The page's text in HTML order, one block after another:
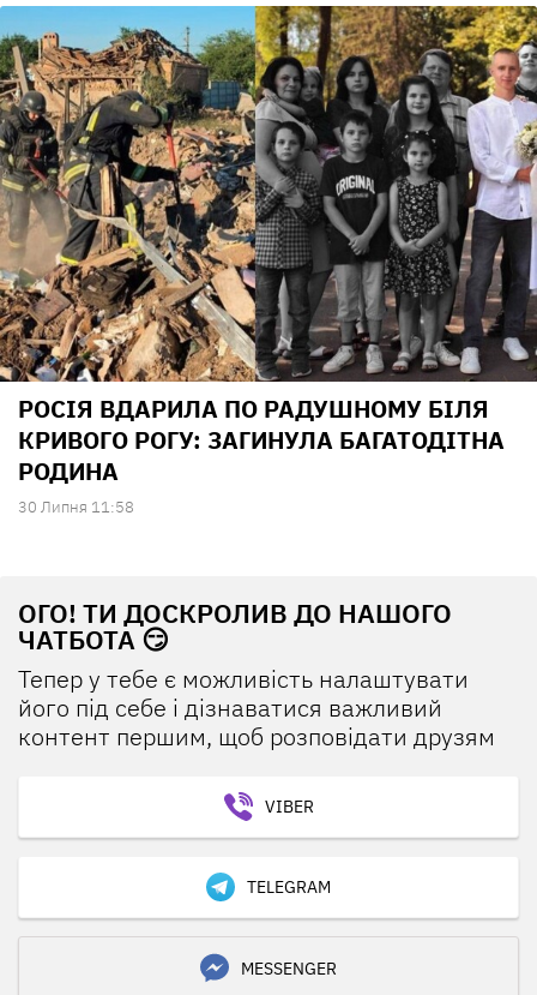
РОСІЯ ВДАРИЛА ПО РАДУШНОМУ БІЛЯ
КРИВОГО РОГУ: ЗАГИНУЛА БАГАТОДІТНА
РОДИНА
30 Липня 11:58
ОГО! ТИ ДОСКРОЛИВ ДО НАШОГО
ЧАТБОТА 😏
Тепер у тебе є можливість налаштувати
його під себе і дізнаватися важливий
контент першим, щоб розповідати друзям
VIBER
TELEGRAM
MESSENGER